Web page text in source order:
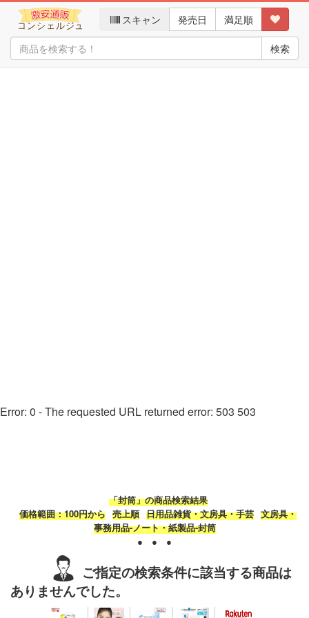
Error: 0 - The requested URL returned error: 503 503
スキャン 発売日 満足順
検索
「封筒」の商品検索結果
価格範囲：100円から 売上順 日用品雑貨・文房具・手芸 文房具・
事務用品-ノート・紙製品-封筒
● ● ●
ご指定の検索条件に該当する商品は
ありませんでした。